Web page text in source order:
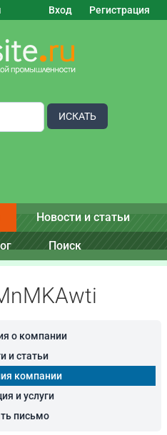
Вход Регистрация
ИСКАТЬ
Новости и статьи
Поиск
о компании
и статьи
компании
и услуги
письмо